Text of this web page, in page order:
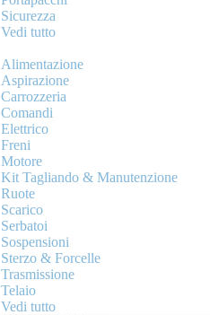
Sicurezza
Vedi tutto
Alimentazione
Aspirazione
Carrozzeria
Comandi
Elettrico
Freni
Motore
Kit Tagliando & Manutenzione
Ruote
Scarico
Serbatoi
Sospensioni
Sterzo & Forcelle
Trasmissione
Telaio
Vedi tutto